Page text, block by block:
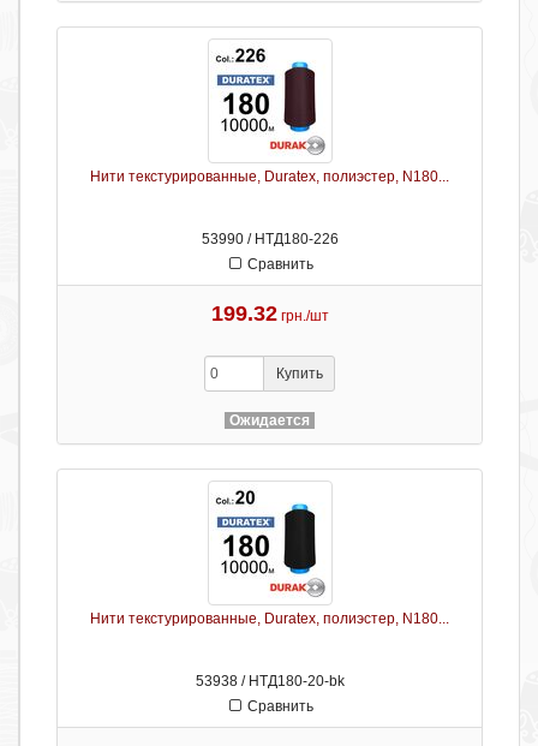
Нити текстурированные, Duratex, полиэстер, N180...
53990 / НТД180-226
Сравнить
199.32 грн./шт
Купить
Ожидается
Нити текстурированные, Duratex, полиэстер, N180...
53938 / НТД180-20-bk
Сравнить